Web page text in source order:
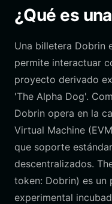
¿Qué es
Una billetera Dobrin
permite interactuar
proyecto derivado
'The Alpha Dog'.
Dobrin opera en la
Virtual Machine
que soporte
descentralizados.
token: Dobrin) es un
experimental